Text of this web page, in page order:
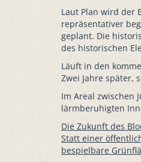
Laut Plan wird der
repräsentativer
geplant. Die
des historischen
Läuft in den
Zwei Jahre später,
Im Areal zwischen
lärmberuhigten
Die Zukunft des
Statt einer
bespielbare